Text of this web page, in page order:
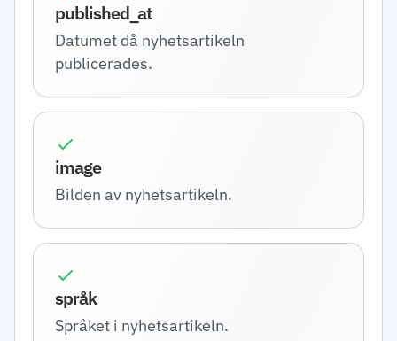
published_at
Datumet då nyhetsartikeln
publicerades.
image
Bilden av nyhetsartikeln.
språk
Språket i nyhetsartikeln.